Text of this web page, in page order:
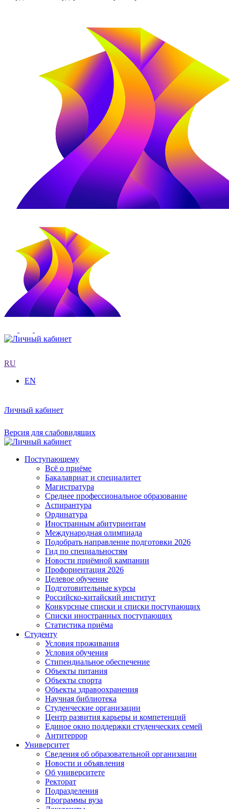
RU
EN
Личный кабинет
Версия для слабовидящих
Поступающему
Всё о приёме
Бакалавриат и специалитет
Магистратура
Среднее профессиональное образование
Аспирантура
Ординатура
Иностранным абитуриентам
Международная олимпиада
Подобрать направление подготовки 2026
Гид по специальностям
Новости приёмной кампании
Профориентация 2026
Целевое обучение
Подготовительные курсы
Российско-китайский институт
Конкурсные списки и списки поступающих
Списки иностранных поступающих
Статистика приёма
Студенту
Условия проживания
Условия обучения
Стипендиальное обеспечение
Объекты питания
Объекты спорта
Объекты здравоохранения
Научная библиотека
Студенческие организации
Центр развития карьеры и компетенций
Единое окно поддержки студенческих семей
Антитеррор
Университет
Сведения об образовательной организации
Новости и объявления
Об университете
Ректорат
Подразделения
Программы вуза